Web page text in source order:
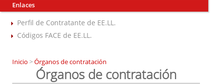
Enlaces
Perfil de Contratante de EE.LL.
Códigos FACE de EE.LL.
Inicio >Órganos de contratación
Órganos de contratación